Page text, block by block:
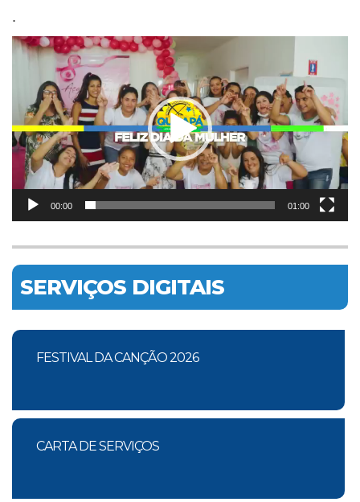
.
Tocador
de
00:00 01:00
SERVIÇOS DIGITAIS
FESTIVAL DA CANÇÃO 2026
CARTA DE SERVIÇOS